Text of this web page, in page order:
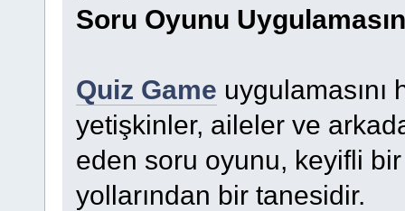
Soru Oyunu
Quiz Game
yetişkinler, aileler ve
eden soru oyunu, keyifli
yollarından bir tanesidir.